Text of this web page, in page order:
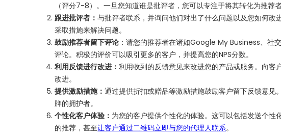
（评分7-8）。一旦您知道谁是批评者，您可以专注于将其转化为推荐
跟进批评者：与批评者联系，并询问他们对出了什么问题以及您如何
采取措施来解决问题。
鼓励推荐者留下评论 ：请您的推荐者在诸如Google My Business、社
评论。积极的评价可以吸引更多的客户，并提高您的NPS分数。
利用反馈进行改进：利用收到的反馈意见来改进您的产品或服务。向
改进。
提供激励措施：通过提供折扣或赠品等激励措施鼓励客户留下反馈意见
牌的拥护者。
个性化客户体验： 为您的客户提供个性化的体验。这可以包括发送个
的推荐，甚至让客户通过二维码立即与您的代理人联系。